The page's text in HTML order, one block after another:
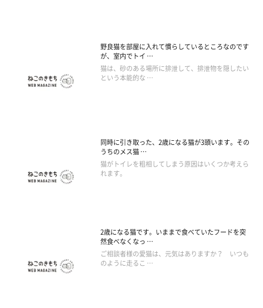
野良猫を部屋に入れて慣らしているところなのです
が、室内でトイ …
猫は、砂のある場所に排泄して、排泄物を隠したい
という本能的な …
同時に引き取った、2歳になる猫が3頭います。その
うちのメス猫 …
猫がトイレを粗相してしまう原因はいくつか考えら
れます。
2歳になる猫です。いままで食べていたフードを突
然食べなくなっ …
ご相談者様の愛猫は、元気はありますか？ いつも
のように走るこ …